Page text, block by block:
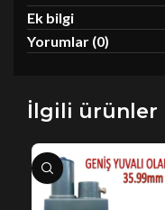
Ek bilgi
Yorumlar (0)
İlgili ürünler